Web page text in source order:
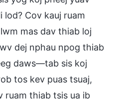
Cov kauj ruam
mas dav thiab loj
dej nphau npog thiab
daws—tab sis koj
tos kev puas tsuaj,
ruam thiab tsis ua ib